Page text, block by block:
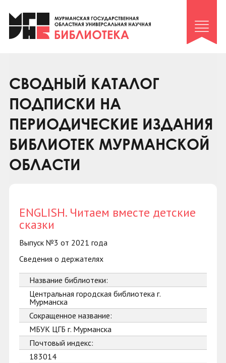
Клуб «Гиря и сельдерей»
Клуб «Семейный архив»
Коллегам
Контакты
СВОДНЫЙ КАТАЛОГ
ПОДПИСКИ НА
ПЕРИОДИЧЕСКИЕ ИЗДАНИЯ
БИБЛИОТЕК МУРМАНСКОЙ
ОБЛАСТИ
ENGLISH. Читаем вместе детские
сказки
Выпуск №3 от 2021 года
Сведения о держателях
Название библиотеки:
Центральная городская библиотека г.
Мурманска
Сокращенное название:
МБУК ЦГБ г. Мурманска
Почтовый индекс:
183014